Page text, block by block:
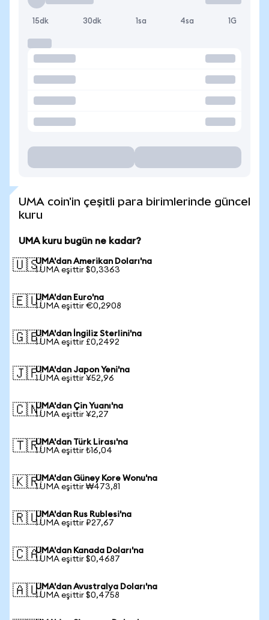
15dk 30dk 1sa 4sa 1G
UMA coin'in çeşitli para birimlerinde güncel
kuru
UMA kuru bugün ne kadar?
🇺🇸UMA'dan Amerikan Doları'na
1 UMA eşittir $0,3363
🇪🇺UMA'dan Euro'na
1 UMA eşittir €0,2908
🇬🇧UMA'dan İngiliz Sterlini'na
1 UMA eşittir £0,2492
🇯🇵UMA'dan Japon Yeni'na
1 UMA eşittir ¥52,96
🇨🇳UMA'dan Çin Yuanı'na
1 UMA eşittir ¥2,27
🇹🇷UMA'dan Türk Lirası'na
1 UMA eşittir ₺16,04
🇰🇷UMA'dan Güney Kore Wonu'na
1 UMA eşittir ₩473,81
🇷🇺UMA'dan Rus Rublesi'na
1 UMA eşittir ₽27,67
🇨🇦UMA'dan Kanada Doları'na
1 UMA eşittir $0,4687
🇦🇺UMA'dan Avustralya Doları'na
1 UMA eşittir $0,4758